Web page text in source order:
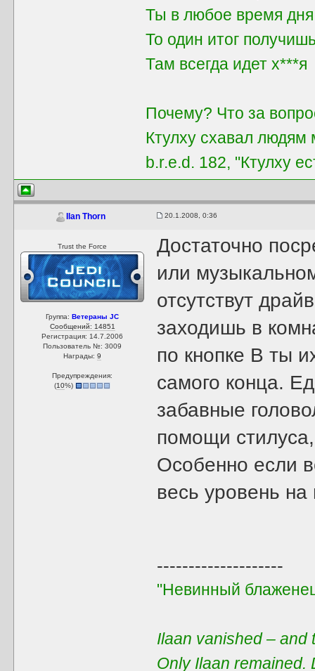
Ты в любое время дня
То один итог
Там всегда идет х***я
Почему? Что за
Ктулху схавал людям
b.r.e.d. 182, "Ктулху
Ilan Thorn 20.1.2008, 0:36
Trust the Force
Группа:Ветераны JC
Сообщений: 14851
Регистрация: 14.7.2006
Пользователь №: 3009
Награды:9
Предупреждения:
(10%)
Достаточно
или
отсутствут
заходишь в
по кнопке B ты
самого конца.
забавные
помощи
Особенно если
весь уровень
--------------------
"Невинный
Ilaan vanished – and
Only Ilaan remained.